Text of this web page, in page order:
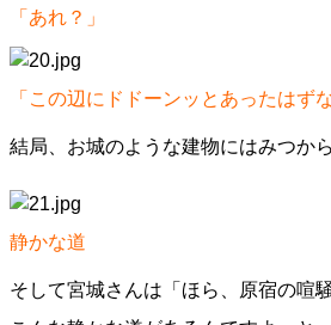
「あれ？」
「この辺にドドーンッとあったはず
結局、お城のような建物にはみつか
静かな道
そして宮城さんは「ほら、原宿の喧